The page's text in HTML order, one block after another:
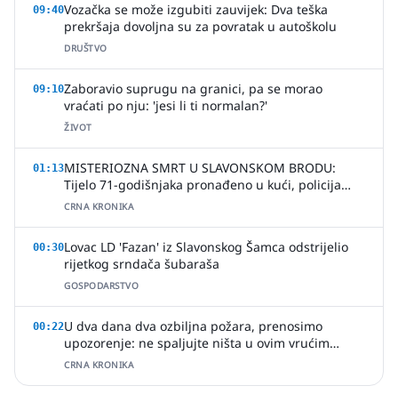
09:40Vozačka se može izgubiti zauvijek: Dva teška
prekršaja dovoljna su za povratak u autoškolu
DRUŠTVO
09:10Zaboravio suprugu na granici, pa se morao
vraćati po nju: 'jesi li ti normalan?'
ŽIVOT
01:13MISTERIOZNA SMRT U SLAVONSKOM BRODU:
Tijelo 71-godišnjaka pronađeno u kući, policija
uhitila jednu osobu
CRNA KRONIKA
00:30Lovac LD 'Fazan' iz Slavonskog Šamca odstrijelio
rijetkog srndača šubaraša
GOSPODARSTVO
00:22U dva dana dva ozbiljna požara, prenosimo
upozorenje: ne spaljujte ništa u ovim vrućim
ljetnim danima
CRNA KRONIKA